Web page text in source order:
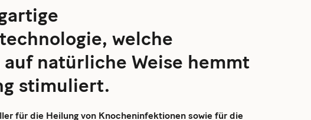
welche
natürliche Weise hemmt
stimuliert.
für die Heilung von Knocheninfektionen sowie für die